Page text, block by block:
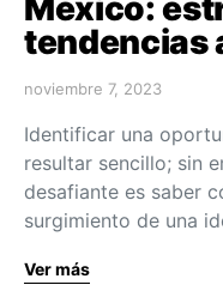
tendencias
noviembre 7, 2023
Identificar una
resultar sencillo; sin
desafiante es saber
surgimiento de una
Ver más